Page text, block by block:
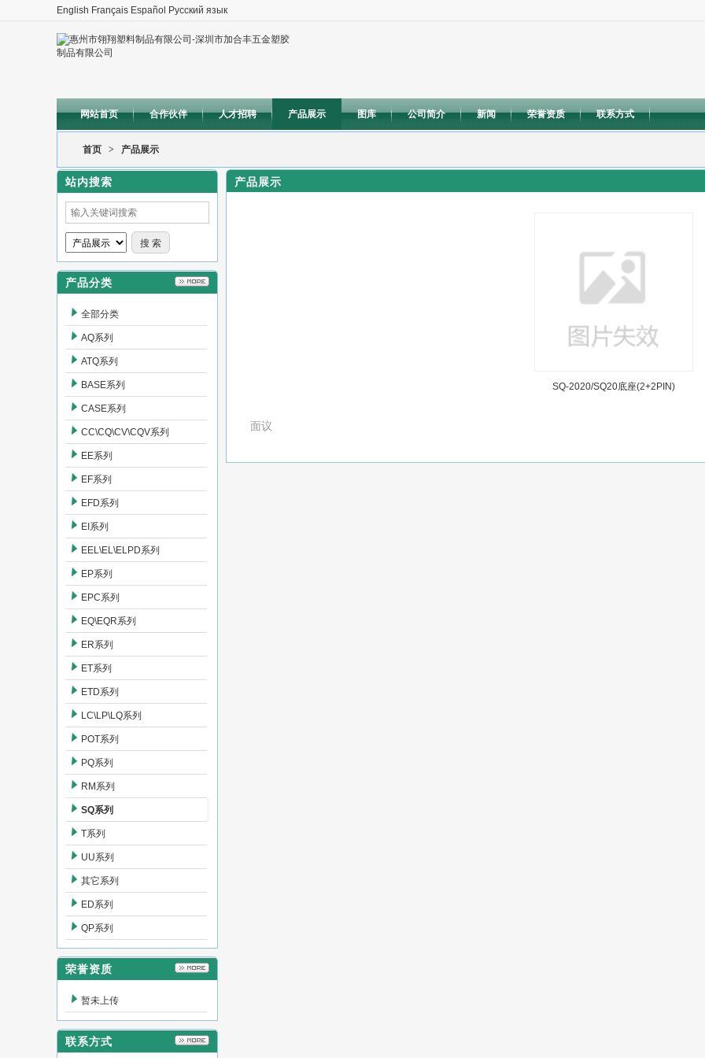
English Français Español Русский язык
惠州市翎翔塑料制品有限公司-深圳市加
合丰五金塑胶制品有限公司
塑胶、五金、电子、模具的生产、销售；货物及技术进出口。（以上项目均不含法律、行政法规、国务院决定规定需前置审
网站首页 合作伙伴 人才招聘 产品展示 图库 公司简介 新闻 荣誉资质 联系方式
首页 > 产品展示
站内搜索
产品分类
全部分类
AQ系列
ATQ系列
BASE系列
CASE系列
CC\CQ\CV\CQV系列
EE系列
EF系列
EFD系列
EI系列
EEL\EL\ELPD系列
EP系列
EPC系列
EQ\EQR系列
ER系列
ET系列
ETD系列
LC\LP\LQ系列
POT系列
PQ系列
RM系列
SQ系列
T系列
UU系列
其它系列
ED系列
QP系列
荣誉资质
暂未上传
联系方式
产品展示
SQ-2020/SQ20底座(2+2PIN)
面议